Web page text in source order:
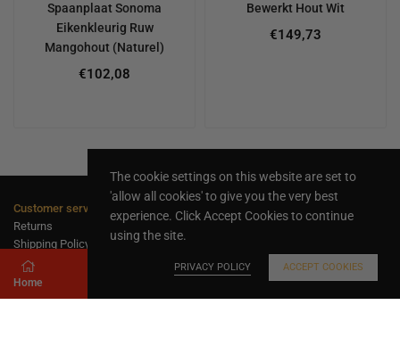
Spaanplaat Sonoma
Eikenkleurig Ruw
Mangohout (Naturel)
Regular
€102,08
Bewerkt Hout Wit
Regular
€149,73
Customer service
Returns
Shipping Policy
privacy policy
Payment methods
Frequently Asked Questions
Home Shopping cart
The cookie settings on this website are set to
'allow all cookies' to give you the very best
experience. Click Accept Cookies to continue
using the site.
PRIVACY POLICY ACCEPT COOKIES